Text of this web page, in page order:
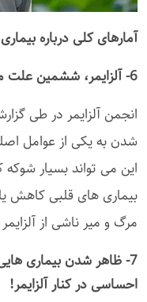
آمارهای کلی درباره بیماری
6- آلزایمر، ششمین علت مرگ در ایالات متحده!
انجمن آلزایمر در طی
شدن به یکی از عوامل
این می تواند بسیار
بیماری های قلبی کاهش
مرگ و میر ناشی از
7- ظاهر شدن بیماری هایی چون
احساسی در کنار آلزایمر!